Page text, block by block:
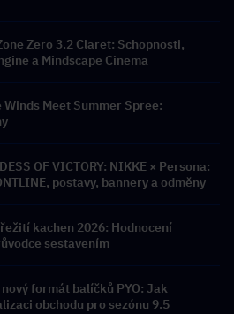
Zero 3.2 Claret: Schopnosti,
a Mindscape Cinema
Meet Summer Spree:
OF VICTORY: NIKKE × Persona:
postavy, bannery a odměny
kachen 2026: Hodnocení
sestavením
formát balíčků PYO: Jak
obchodu pro sezónu 9.5